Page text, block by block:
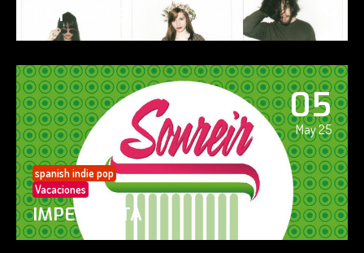
EAT TACOS
05
May 25
spanish indie pop
Vacaciones
IMPERFECTA